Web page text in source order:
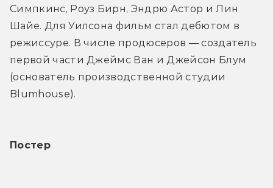
Симпкинс, Роуз Бирн, Эндрю Астор и Лин
Шайе. Для Уилсона фильм стал дебютом в
режиссуре. В числе продюсеров — создатель
первой части Джеймс Ван и Джейсон Блум
(основатель производственной студии
Blumhouse).
Постер